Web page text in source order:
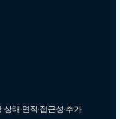
태·면적·접근성·추가